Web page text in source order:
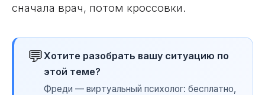
сначала врач, потом кроссовки.
💬Хотите разобрать вашу ситуацию по
этой теме?
Фреди — виртуальный психолог: бесплатно,